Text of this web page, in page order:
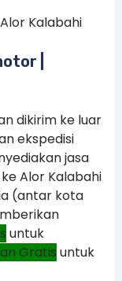
Kalabahi
|
dikirim ke luar
ekspedisi
jasa
Alor Kalabahi
(antar kota
untuk
Gratis untuk